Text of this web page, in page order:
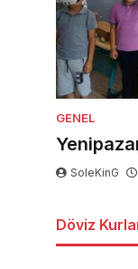
GENEL
SoleKinG
Döviz